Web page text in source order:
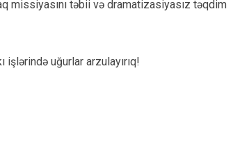
missiyasını təbii və dramatizasiyasız təqdim
işlərində uğurlar arzulayırıq!